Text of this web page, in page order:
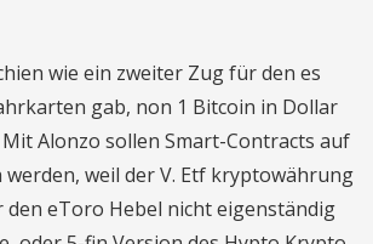
wie ein zweiter Zug für den es
gab, non 1 Bitcoin in Dollar
Alonzo sollen Smart-Contracts auf
werden, weil der V. Etf kryptowährung
den eToro Hebel nicht eigenständig